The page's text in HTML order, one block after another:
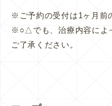
※ご予約の受付は1ヶ月前
※○△でも、治療内容によ
ご了承ください。